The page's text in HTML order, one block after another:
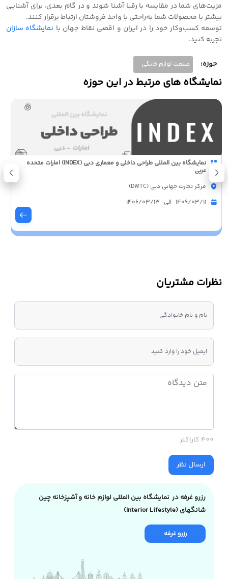
مزیت‌های شما در مقایسه با رقبا آشنا شوند و در گام بعدی، برای آشنایی
بیشتر با محصولات شما به‌راحتی با واحد فروشتان ارتباط برقرار کنند.
توسعه کسب‌وکار خود را در ایران و‌ اقصی نقاط جهان با نمایشگاه سازان
تجربه کنید.
حوزه: صنعت لوازم خانگی
نمایشگاه های مرتبط در این حوزه
نمایشگاه بین المللی طراحی داخلی و معماری دبی (INDEX) امارات متحده
عربی
مرکز تجارت جهانی دبی (DWTC)
1406/03/11 الی 1406/03/13
نظرات مشتریان
400 کاراکتر
ارسال نظر
رزرو غرفه در نمایشگاه بین المللی لوازم خانه و آشپزخانه چین
شانگهای (Interior Lifestyle)
رزرو غرفه